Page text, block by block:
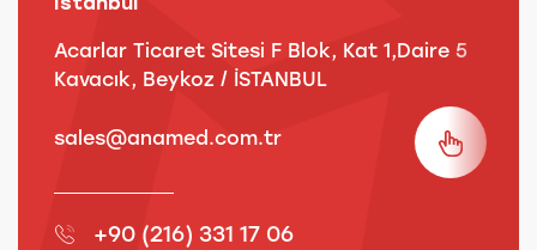
Acarlar Ticaret Sitesi F Blok, Kat 1,Daire 5
Kavacık, Beykoz / İSTANBUL
sales@anamed.com.tr
+90 (216) 331 17 06